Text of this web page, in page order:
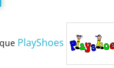
PlayShoes